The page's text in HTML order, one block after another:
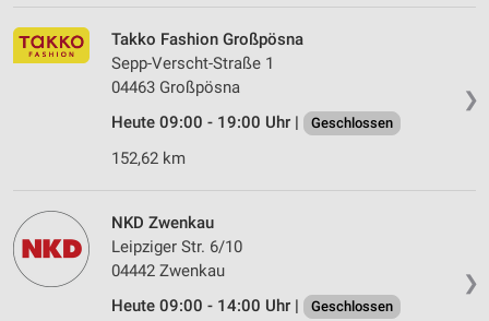
❯
Takko Fashion Großpösna
Sepp-Verscht-Straße 1
04463 Großpösna
Heute 09:00 - 19:00 Uhr |
Geschlossen
152,62 km
❯
NKD Zwenkau
Leipziger Str. 6/10
04442 Zwenkau
Heute 09:00 - 14:00 Uhr |
Geschlossen